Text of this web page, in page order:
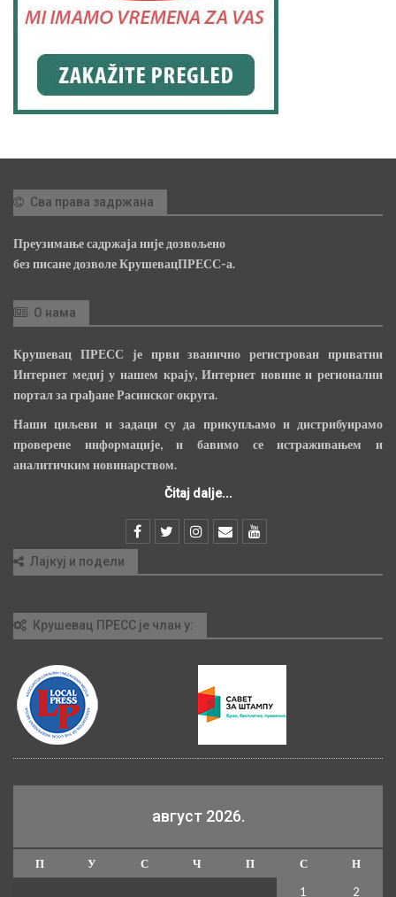
Сва права задржана
Преузимање садржаја није дозвољено
без писане дозволе КрушевацПРЕСС-а.
О нама
Крушевац ПРЕСС је први званично регистрован приватни
Интернет медиј у нашем крају, Интернет новине и регионални
портал за грађане Расинског округа.
Наши циљеви и задаци су да прикупљамо и дистрибуирамо
проверене информације, и бавимо се истраживањем и
аналитичким новинарством.
Čitaj dalje...
Лајкуј и подели
Крушевац ПРЕСС је члан у:
август 2026.
П У С Ч П С
Н
1
2